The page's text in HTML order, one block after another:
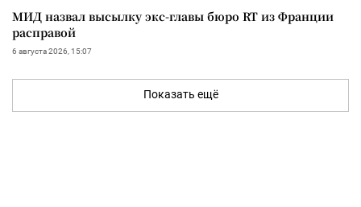
МИД назвал высылку экс-главы бюро RT из Франции
расправой
6 августа 2026, 15:07
Показать ещё